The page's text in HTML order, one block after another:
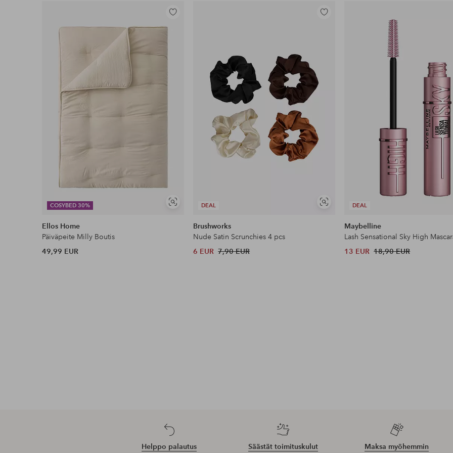
COSYBED 30%
Näytä
Lisää
suosikkeihin
Ellos Home
Päiväpeite Milly Boutis
49,99 EUR
DEAL
Näytä
Lisää
Brushworks
Nude Satin Scrunchies 4 pcs
6 EUR 7,90 EUR
DEAL
Maybelline
Lash Sensational Sky High
13 EUR 18,90 EUR
Helppo palautus Säästät toimituskulut Maksa myöhemmin